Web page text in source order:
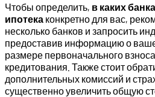
Чтобы определить, в каких
ипотека конкретно для вас,
несколько банков и запросить
предоставив информацию о
размере первоначального
кредитования. Также стоит
дополнительных комиссий и
существенно увеличить общую